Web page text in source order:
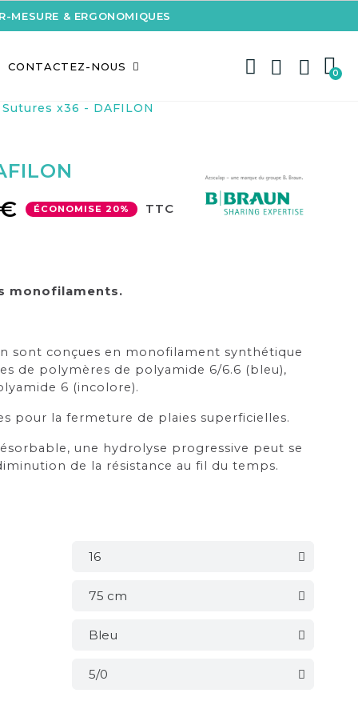
MESURE & ERGONOMIQUES
CONTACTEZ-NOUS
Sutures x36 - DAFILON
ÉCONOMISE 20% TTC
monofilaments.
sont conçues en monofilament synthétique
de polymères de polyamide 6/6.6 (bleu),
6 (incolore).
pour la fermeture de plaies superficielles.
une hydrolyse progressive peut se
de la résistance au fil du temps.